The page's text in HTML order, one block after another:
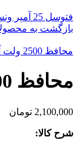
فتوسل 25 آمپر ونسا
بازگشت به
محافظ 2500 ولت آمپر (یخچالی)ماتو
محافظ 5000ولت آمپر ماتو
2,100,000 تومان
شرح کالا: